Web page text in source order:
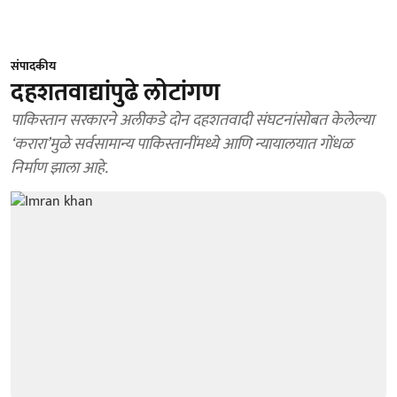
संपादकीय
दहशतवाद्यांपुढे लोटांगण
पाकिस्तान सरकारने अलीकडे दोन दहशतवादी संघटनांसोबत केलेल्या
‘करारा’मुळे सर्वसामान्य पाकिस्तानींमध्ये आणि न्यायालयात गोंधळ
निर्माण झाला आहे.